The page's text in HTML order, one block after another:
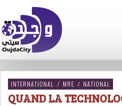
INTERNATIONAL / MRE / NATIONAL
QUAND LA